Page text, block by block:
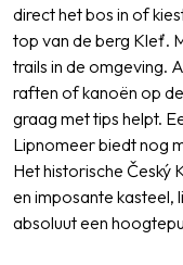
direct het bos in of
top van de berg Kleť.
trails in de omgeving.
raften of kanoën op
graag met tips helpt.
Lipnomeer biedt nog
Het historische Český
en imposante kasteel,
absoluut een